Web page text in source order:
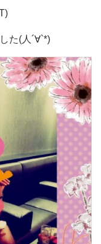
た(人´∀`*)